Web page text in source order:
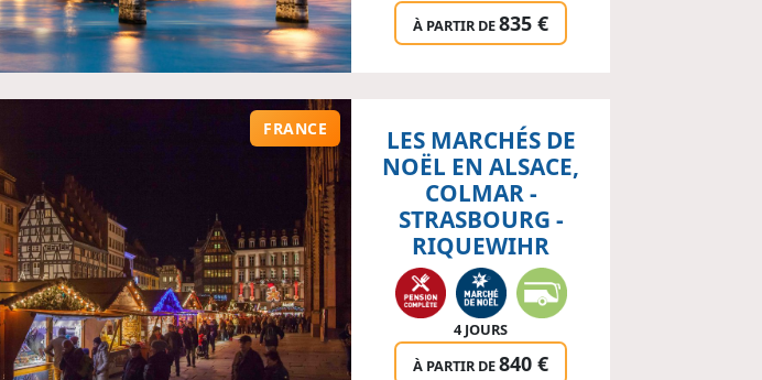
À PARTIR DE835 €
FRANCE
LES MARCHÉS DE
NOËL EN ALSACE,
COLMAR -
STRASBOURG -
RIQUEWIHR
4 JOURS
À PARTIR DE840 €